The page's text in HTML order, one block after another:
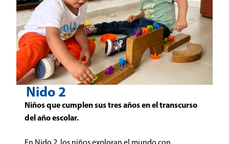
Nido 2
Niños que cumplen sus tres años en el transcurso
del año escolar.
En Nido 2, los niños exploran el mundo con